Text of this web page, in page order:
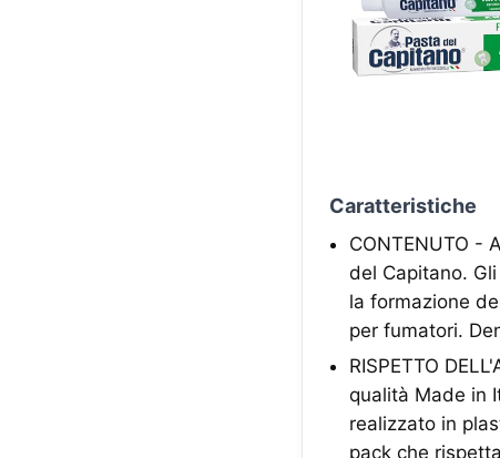
Caratteristiche
CONTENUTO -
del Capitano.
la formazione
per fumatori.
RISPETTO
qualità Made in
realizzato in
pack che